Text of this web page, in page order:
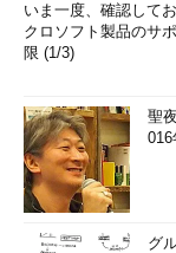
いま一度、確認して
クロソフト製品のサ
限 (1/3)
聖
016
グ